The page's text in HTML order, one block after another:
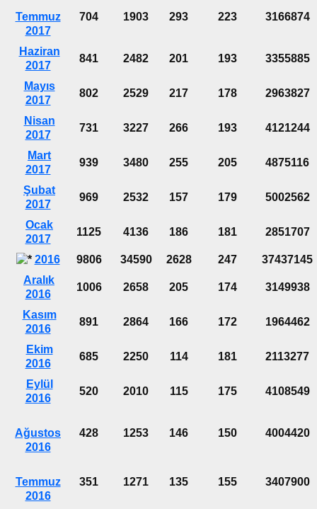
Temmuz
2017
704 1903 293 223 3166874
Haziran
2017
841 2482 201 193 3355885
Mayıs
2017
802 2529 217 178 2963827
Nisan
2017
731 3227 266 193 4121244
Mart
2017
939 3480 255 205 4875116
Şubat
2017
969 2532 157 179 5002562
Ocak
2017
1125 4136 186 181 2851707
2016 9806 34590 2628 247
37437145
Aralık
2016
1006 2658 205 174 3149938
Kasım
2016
891 2864 166 172 1964462
Ekim
2016
685 2250 114 181 2113277
Eylül
2016
520 2010 115 175 4108549
Ağustos
2016
428 1253 146 150 4004420
Temmuz
2016
351 1271 135 155 3407900